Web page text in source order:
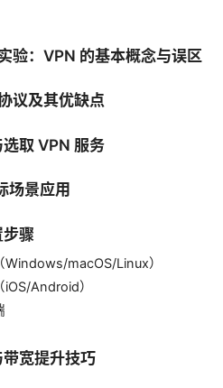
验：VPN 的基本概念与误区
议及其优缺点
取 VPN 服务
场景应用
骤
Windows/macOS/Linux）
Android）
宽提升技巧